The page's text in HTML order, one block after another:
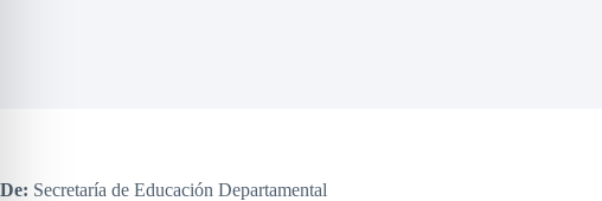
De: Secretaría de Educación Departamental